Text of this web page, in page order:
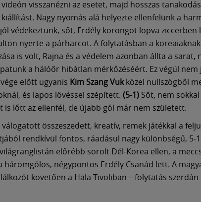
visszanézni az esetet, majd hosszas
kiállítást. Nagy nyomás alá helyezte ellenfelünk a
védekeztünk, sőt, Erdély korongot lopva ziccerben
nyerte a párharcot. A folytatásban a
is volt, Rajna és a védelem azonban állta a sarat,
a hálóőr hibátlan mérkőzéséért. Ez végül
előtt ugyanis Kim Szang Vukközel nullszögből
és lapos lövéssel szépített. (5-1)Sőt, nem
is lőtt az ellenfél, de újabb gól már nem született.
összeszedett, kreatív, remek játékkal a
rendkívül fontos, ráadásul nagy különbségű, 5-
előrébb sorolt Dél-Korea ellen, a
háromgólos, négypontos Erdély Csanád lett. A
követően a Hala Tivoliban – folytatás szerdán